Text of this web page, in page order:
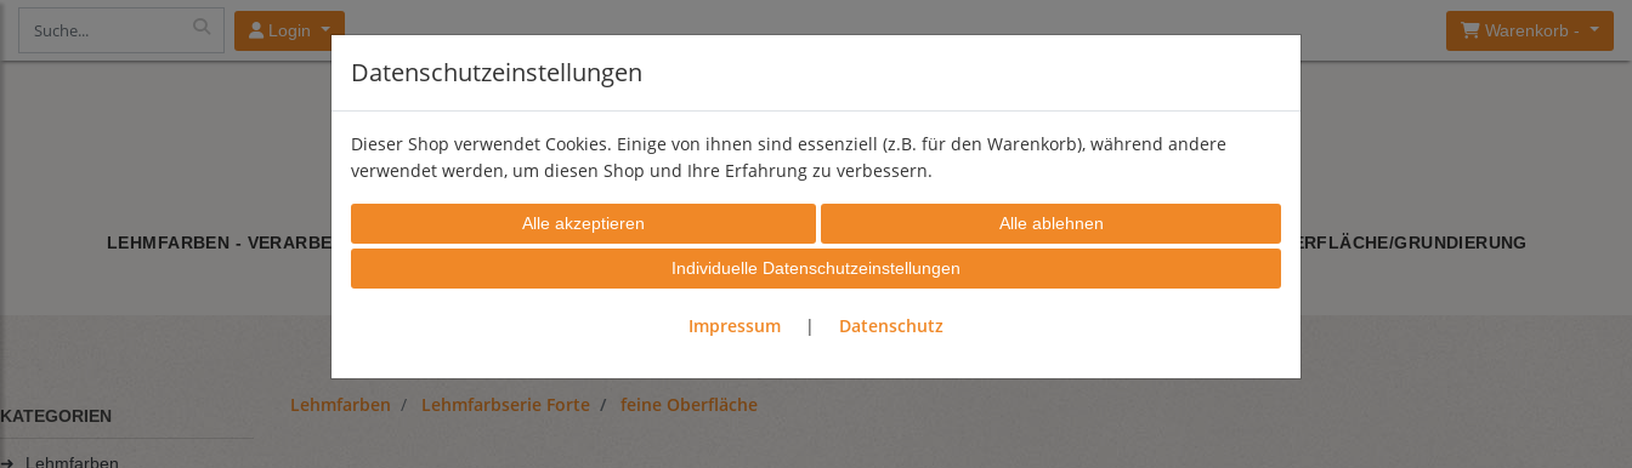
Login Warenkorb -
LEHMFARBEN - VERARBEITUNG LEHMFARBE/LEHMSTREICHPUTZ PIGMENTE EFFEKTZUSCHLÄGE WERKZEUGE OBERFLÄCHE/GRUNDIERUNG
PROBIERSETS GUTSCHEINE
KATEGORIEN
➜ Lehmfarben
Lehmfarben Lehmfarbserie Forte feine Oberfläche
Datenschutzeinstellungen
Dieser Shop verwendet Cookies. Einige von ihnen sind essenziell (z.B. für den Warenkorb), während andere
verwendet werden, um diesen Shop und Ihre Erfahrung zu verbessern.
Individuelle Datenschutzeinstellungen
Impressum | Datenschutz